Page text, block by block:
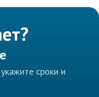
сроки и